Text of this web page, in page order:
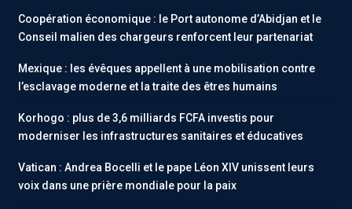
Coopération économique : le Port autonome d’Abidjan et le
Conseil malien des chargeurs renforcent leur partenariat
Mexique : les évêques appellent à une mobilisation contre
l’esclavage moderne et la traite des êtres humains
Korhogo : plus de 3,6 milliards FCFA investis pour
moderniser les infrastructures sanitaires et éducatives
Vatican : Andrea Bocelli et le pape Léon XIV unissent leurs
voix dans une prière mondiale pour la paix